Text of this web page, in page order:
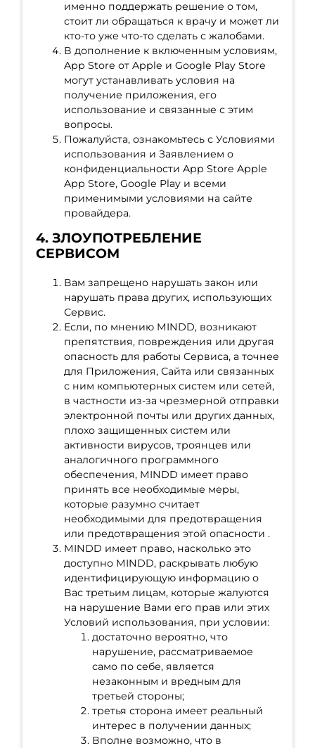
именно поддержать решение о том,
стоит ли обращаться к врачу и может ли
кто-то уже что-то сделать с жалобами.
В дополнение к включенным условиям,
App Store от Apple и Google Play Store
могут устанавливать условия на
получение приложения, его
использование и связанные с этим
вопросы.
Пожалуйста, ознакомьтесь с Условиями
использования и Заявлением о
конфиденциальности App Store Apple
App Store, Google Play и всеми
применимыми условиями на сайте
провайдера.
4. ЗЛОУПОТРЕБЛЕНИЕ
СЕРВИСОМ
Вам запрещено нарушать закон или
нарушать права других, использующих
Сервис.
Если, по мнению MINDD, возникают
препятствия, повреждения или другая
опасность для работы Сервиса, а точнее
для Приложения, Сайта или связанных
с ним компьютерных систем или сетей,
в частности из-за чрезмерной отправки
электронной почты или других данных,
плохо защищенных систем или
активности вирусов, троянцев или
аналогичного программного
обеспечения, MINDD имеет право
принять все необходимые меры,
которые разумно считает
необходимыми для предотвращения
или предотвращения этой опасности .
MINDD имеет право, насколько это
доступно MINDD, раскрывать любую
идентифицирующую информацию о
Вас третьим лицам, которые жалуются
на нарушение Вами его прав или этих
Условий использования, при условии:
достаточно вероятно, что
нарушение, рассматриваемое
само по себе, является
незаконным и вредным для
третьей стороны;
третья сторона имеет реальный
интерес в получении данных;
Вполне возможно, что в